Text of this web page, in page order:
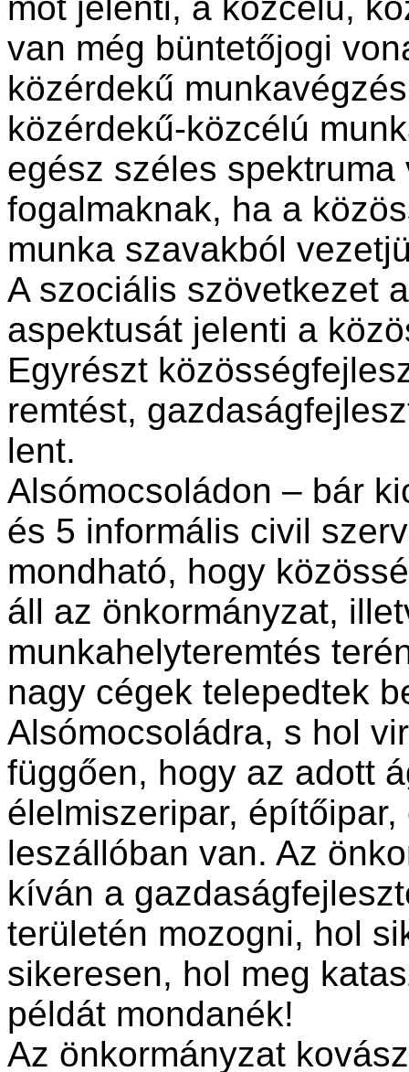
van még büntetőjogi
közér­dekű
közérdekű-köz­célú
egész széles
fogalmaknak, ha a
munka szavakból
A szociális szövetkezet
aspektusát jelenti a
Egyrészt
remtést,
lent.
Alsómocsoládon – bár
és 5 informális civil
mondható, hogy
áll az önkormányzat,
munkahelyte­remtés
nagy cégek telepedtek
Alsómocsoládra, s hol
függően, hogy az adott
élelmiszeripar,
leszállóban van. Az
kíván a
területén mozogni, hol
sikeresen, hol meg
példát mondanék!
Az önkormányzat